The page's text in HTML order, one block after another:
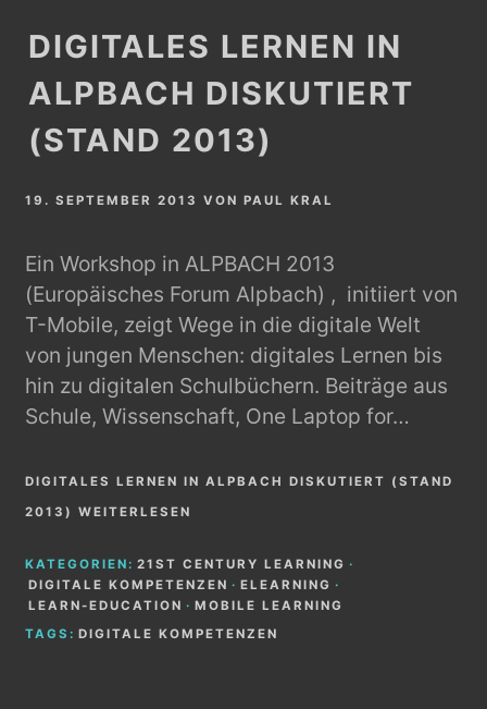
DIGITALES LERNEN IN
ALPBACH DISKUTIERT
(STAND 2013)
19. SEPTEMBER 2013 VONPAUL KRAL
Ein Workshop in ALPBACH 2013
(Europäisches Forum Alpbach) , initiiert von
T-Mobile, zeigt Wege in die digitale Welt
von jungen Menschen: digitales Lernen bis
hin zu digitalen Schulbüchern. Beiträge aus
Schule, Wissenschaft, One Laptop for…
DIGITALES LERNEN IN ALPBACH DISKUTIERT (STAND
2013) WEITERLESEN
KATEGORIEN: 21ST CENTURY LEARNING ·
DIGITALE KOMPETENZEN · ELEARNING ·
LEARN-EDUCATION · MOBILE LEARNING
TAGS: DIGITALE KOMPETENZEN